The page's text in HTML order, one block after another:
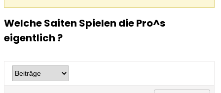
Welche Saiten Spielen die Pro^s
eigentlich ?